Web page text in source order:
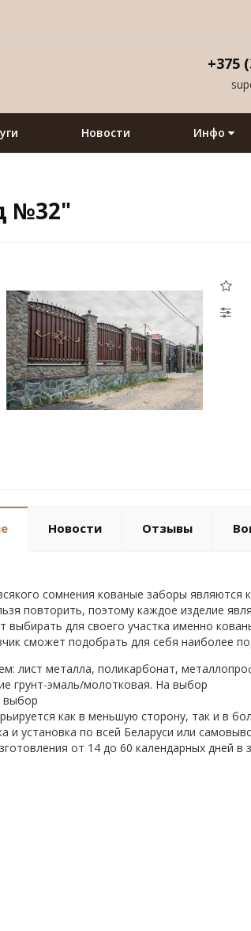
+375
Новости Инфо
№32"
Новости Отзывы
сомнения кованые заборы
повторить, поэтому каждое изделие
выбирать для своего участка именно
сможет подобрать для себя наиболее
лист металла, поликарбонат,
грунт-эмаль/молотковая. На выбор
выбор
как в меньшую сторону, так и в
и установка по всей Беларуси или
от 14 до 60 календарных дней в